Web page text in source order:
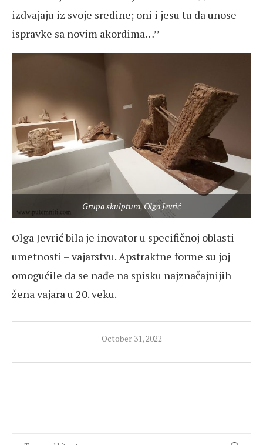
izdvajaju iz svoje sredine; oni i jesu tu da unose
ispravke sa novim akordima…’’
Grupa skulptura, Olga Jevrić
Olga Jevrić bila je inovator u specifičnoj oblasti
umetnosti – vajarstvu. Apstraktne forme su joj
omogućile da se nađe na spisku najznačajnijih
žena vajara u 20. veku.
October 31, 2022